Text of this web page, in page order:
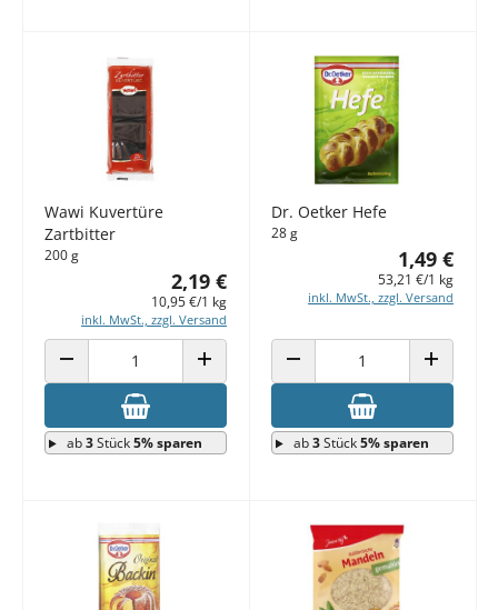
Wawi Kuvertüre
Zartbitter
200 g
2,19 €
10,95 €/1 kg
inkl. MwSt., zzgl. Versand
ANZAHL VERRINGERN ANZAHL ERHÖHEN
ab3Stück5% sparen
Dr. Oetker Hefe
28 g
1,49 €
53,21 €/1 kg
inkl. MwSt., zzgl. Versand
ANZAHL VERRINGERN ANZAHL
ab3Stück5% sparen